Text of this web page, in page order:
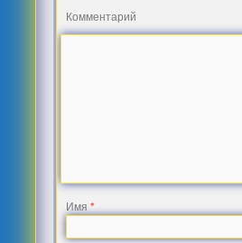
Комментарий
Имя*